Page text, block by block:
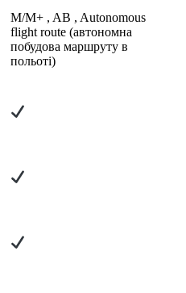
M/M+ , AB , Autonomous
flight route (автономна
побудова маршруту в
польоті)